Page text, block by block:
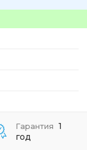
Гарантия 1
год